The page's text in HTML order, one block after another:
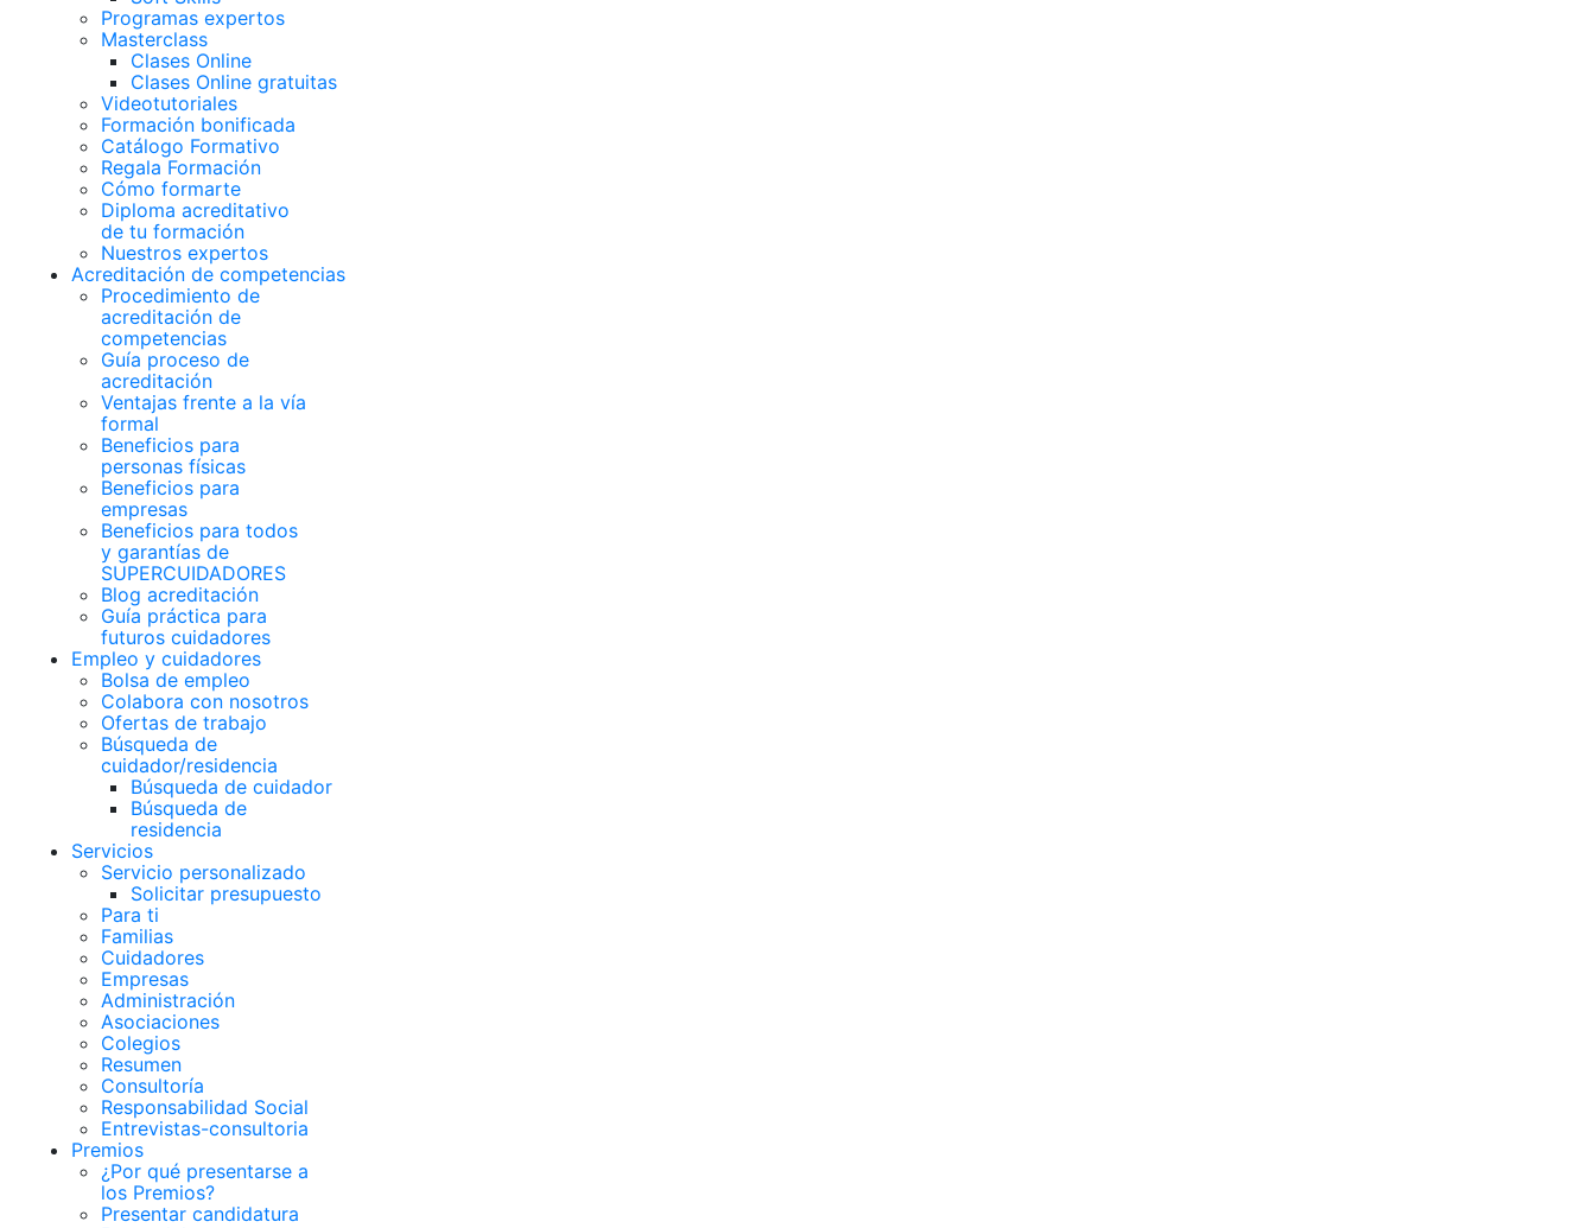
Programas expertos
Masterclass
Clases Online
Clases Online gratuitas
Videotutoriales
Formación bonificada
Catálogo Formativo
Regala Formación
Cómo formarte
Diploma acreditativo
de tu formación
Nuestros expertos
Acreditación de competencias
Procedimiento de
acreditación de
competencias
Guía proceso de
acreditación
Ventajas frente a la vía
formal
Beneficios para
personas físicas
Beneficios para
empresas
Beneficios para todos
y garantías de
SUPERCUIDADORES
Blog acreditación
Guía práctica para
futuros cuidadores
Empleo y cuidadores
Bolsa de empleo
Colabora con nosotros
Ofertas de trabajo
Búsqueda de
cuidador/residencia
Búsqueda de cuidador
Búsqueda de
residencia
Servicios
Servicio personalizado
Solicitar presupuesto
Para ti
Familias
Cuidadores
Empresas
Administración
Asociaciones
Colegios
Resumen
Consultoría
Responsabilidad Social
Entrevistas-consultoria
Premios
¿Por qué presentarse a
los Premios?
Presentar candidatura